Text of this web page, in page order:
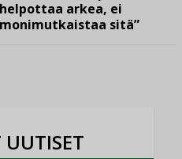
helpottaa arkea, ei
monimutkaistaa sitä”